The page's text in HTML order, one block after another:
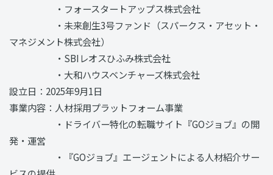
・フォースタートアップス株式会社
・未来創生3号ファンド（スパークス・アセット・
マネジメント株式会社）
・SBIレオスひふみ株式会社
・大和ハウスベンチャーズ株式会社
設立日：2025年9月1日
事業内容：人材採用プラットフォーム事業
・ドライバー特化の転職サイト『GOジョブ』の開
発・運営
・『GOジョブ』エージェントによる人材紹介サー